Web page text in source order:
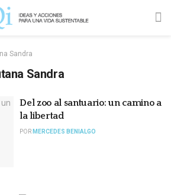
Sandra
Sandra
Del zoo al santuario: un camino a
la libertad
POR MERCEDES BENIALGO